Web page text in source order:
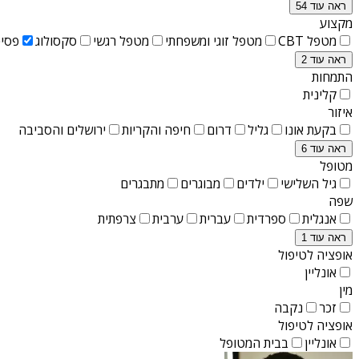
ראה עוד 54
מקצוע
מטפל CBT
מטפל זוגי ומשפחתי מטפל רגשי סקסולוג
ראה עוד 2
התמחות
קלינית
איזור
בקעת אונו
גליל דרום חיפה והקריות ירושלים והסביבה
ראה עוד 6
מטופל
גיל השלישי
ילדים מבוגרים
מתבגרים
שפה
אנגלית
ספרדית עברית ערבית צרפתית
ראה עוד 1
אופציה לטיפול
אונליין
מין
זכר
נקבה
אופציה לטיפול
אונליין
בבית המטופל